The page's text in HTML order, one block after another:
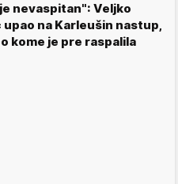
nevaspitan": Veljko
upao na Karleušin nastup,
kome je pre raspalila